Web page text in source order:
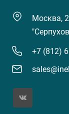
Москва,
+7 (812)